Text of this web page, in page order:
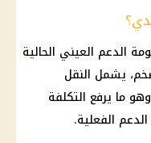
الدعم العيني الحالية
يشمل النقل
وهو ما يرفع التكلفة
الفعلية.